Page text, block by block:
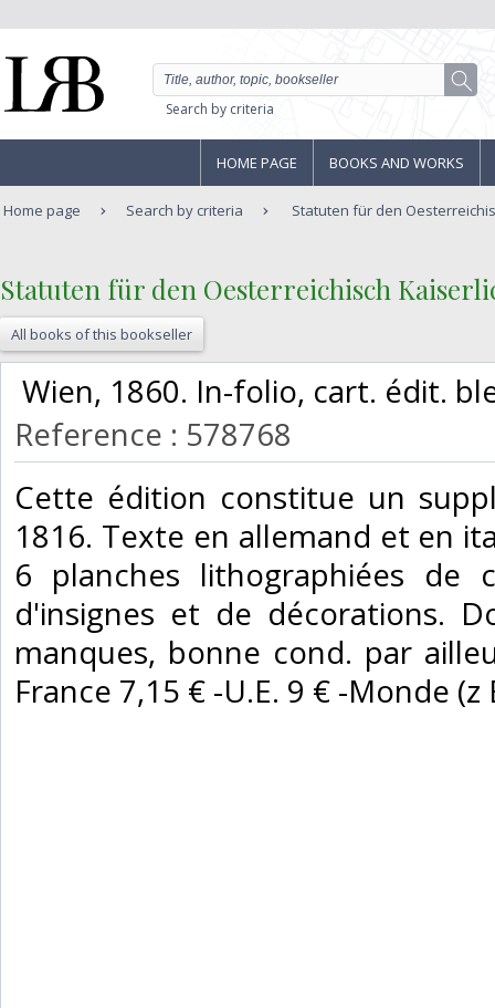
Search by criteria
HOME PAGE BOOKS AND WORKS
Home page Search by criteria Statuten für den
‎Statuten für den Oesterreichisch
All books of this bookseller
Wien, 1860. In-folio, cart. édit.
Reference : 578768
‎Cette édition constitue un
1816. Texte en allemand et en
6 planches lithographiées de
d'insignes et de décorations.
manques, bonne cond. par
France 7,15 € -U.E. 9 € -Monde (z